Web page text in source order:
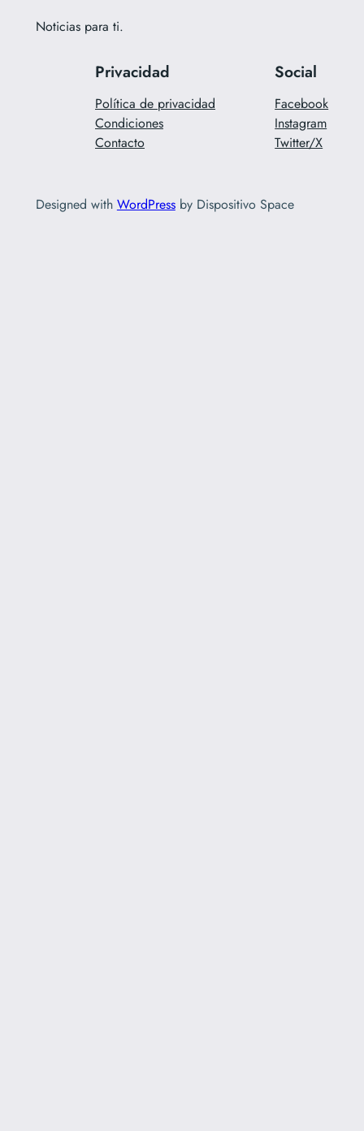
Noticias para ti.
Privacidad
Política de privacidad
Condiciones
Contacto
Social
Facebook
Instagram
Twitter/X
Designed with WordPressby Dispositivo Space